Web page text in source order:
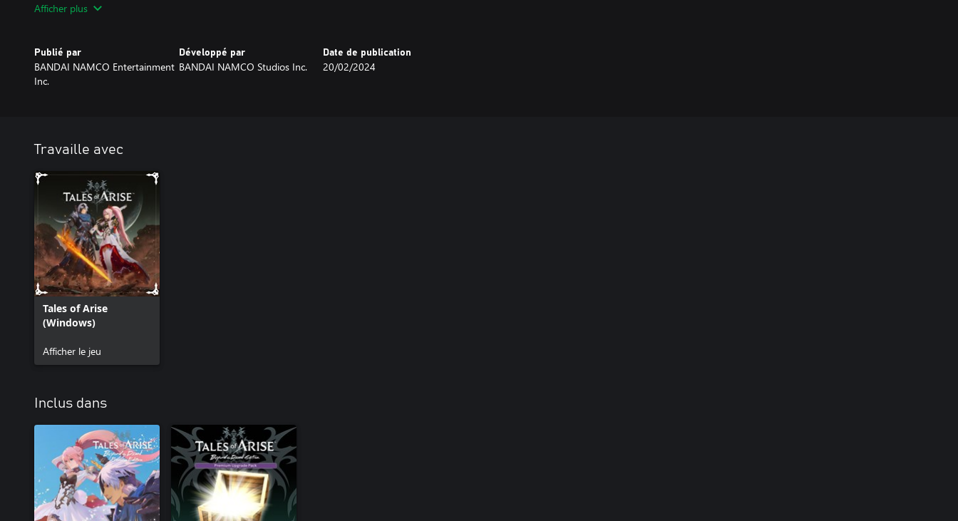
- [Tenue] Manteau de proviseur B
- [Titre] Principal modèle
• Musique
Objet de progression offrant 300 PC supplémentaires à tous les membres de votre groupe après
l'avoir obtenu depuis la liste des DLC non récupérés.
*Ce contenu sera disponible en jeu après l'avoir obtenu depuis la liste des DLC non récupérés.
*Les personnages recevront leur titre en même temps que la tenue correspondante. Les titres vous
permettent d'apprendre des artes spéciaux depuis le panneau de compétences.
*Vous pouvez écouter les musiques de combat et configurer celles que vous souhaitez utiliser
depuis le menu Paramètres.
Afficher plus
Publié par
BANDAI NAMCO Entertainment
Inc.
Développé par
BANDAI NAMCO Studios Inc.
Date de publication
20/02/2024
Travaille avec
Tales of Arise
(Windows)
Afficher le jeu
Inclus dans